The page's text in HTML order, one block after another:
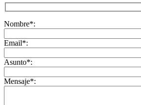
Nombre*:
Email*:
Asunto*:
Mensaje*: